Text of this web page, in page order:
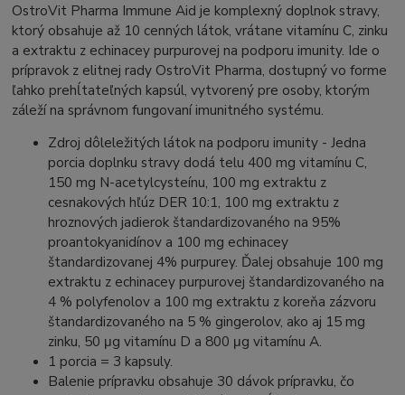
OstroVit Pharma Immune Aid je komplexný doplnok stravy,
ktorý obsahuje až 10 cenných látok, vrátane vitamínu C, zinku
a extraktu z echinacey purpurovej na podporu imunity. Ide o
prípravok z elitnej rady OstroVit Pharma, dostupný vo forme
ľahko prehĺtateľných kapsúl, vytvorený pre osoby, ktorým
záleží na správnom fungovaní imunitného systému.
Zdroj dôleležitých látok na podporu imunity - Jedna
porcia doplnku stravy dodá telu 400 mg vitamínu C,
150 mg N-acetylcysteínu, 100 mg extraktu z
cesnakových hľúz DER 10:1, 100 mg extraktu z
hroznových jadierok štandardizovaného na 95%
proantokyanidínov a 100 mg echinacey
štandardizovanej 4% purpurey. Ďalej obsahuje 100 mg
extraktu z echinacey purpurovej štandardizovaného na
4 % polyfenolov a 100 mg extraktu z koreňa zázvoru
štandardizovaného na 5 % gingerolov, ako aj 15 mg
zinku, 50 μg vitamínu D a 800 μg vitamínu A.
1 porcia = 3 kapsuly.
Balenie prípravku obsahuje 30 dávok prípravku, čo